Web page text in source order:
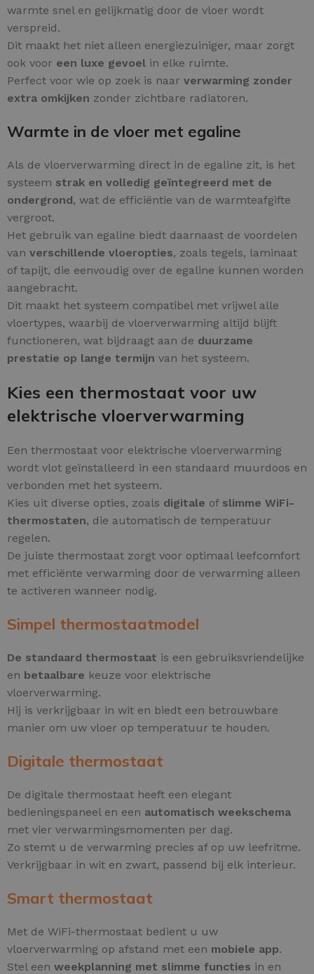
warmte snel en gelijkmatig door de vloer wordt
verspreid.
Dit maakt het niet alleen energiezuiniger, maar zorgt
ook voor een luxe gevoel in elke ruimte.
Perfect voor wie op zoek is naar verwarming zonder
extra omkijken zonder zichtbare radiatoren.
Warmte in de vloer met egaline
Als de vloerverwarming direct in de egaline zit, is het
systeem strak en volledig geïntegreerd met de
ondergrond, wat de efficiëntie van de warmteafgifte
vergroot.
Het gebruik van egaline biedt daarnaast de voordelen
van verschillende vloeropties, zoals tegels, laminaat
of tapijt, die eenvoudig over de egaline kunnen worden
aangebracht.
Dit maakt het systeem compatibel met vrijwel alle
vloertypes, waarbij de vloerverwarming altijd blijft
functioneren, wat bijdraagt aan de duurzame
prestatie op lange termijn van het systeem.
Kies een thermostaat voor uw
elektrische vloerverwarming
Een thermostaat voor elektrische vloerverwarming
wordt vlot geïnstalleerd in een standaard muurdoos en
verbonden met het systeem.
Kies uit diverse opties, zoals digitale of slimme WiFi-
thermostaten, die automatisch de temperatuur
regelen.
De juiste thermostaat zorgt voor optimaal leefcomfort
met efficiënte verwarming door de verwarming alleen
te activeren wanneer nodig.
Simpel thermostaatmodel
De standaard thermostaat is een gebruiksvriendelijke
en betaalbare keuze voor elektrische
vloerverwarming.
Hij is verkrijgbaar in wit en biedt een betrouwbare
manier om uw vloer op temperatuur te houden.
Digitale thermostaat
De digitale thermostaat heeft een elegant
bedieningspaneel en een automatisch weekschema
met vier verwarmingsmomenten per dag.
Zo stemt u de verwarming precies af op uw leefritme.
Verkrijgbaar in wit en zwart, passend bij elk interieur.
Smart thermostaat
Met de WiFi-thermostaat bedient u uw
vloerverwarming op afstand met een mobiele app.
Stel een weekplanning met slimme functies in en